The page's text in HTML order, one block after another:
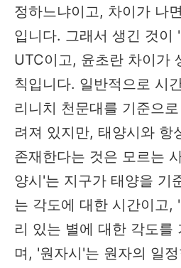
정하느냐이고, 차이가 나
입니다. 그래서 생긴 것이
UTC이고, 윤초란 차이가
칙입니다. 일반적으로 시
리니치 천문대를 기준으
려져 있지만, 태양시와 항
존재한다는 것은 모르는
양시'는 지구가 태양을 기
는 각도에 대한 시간이고,
리 있는 별에 대한 각도를
며, '원자시'는 원자의 일